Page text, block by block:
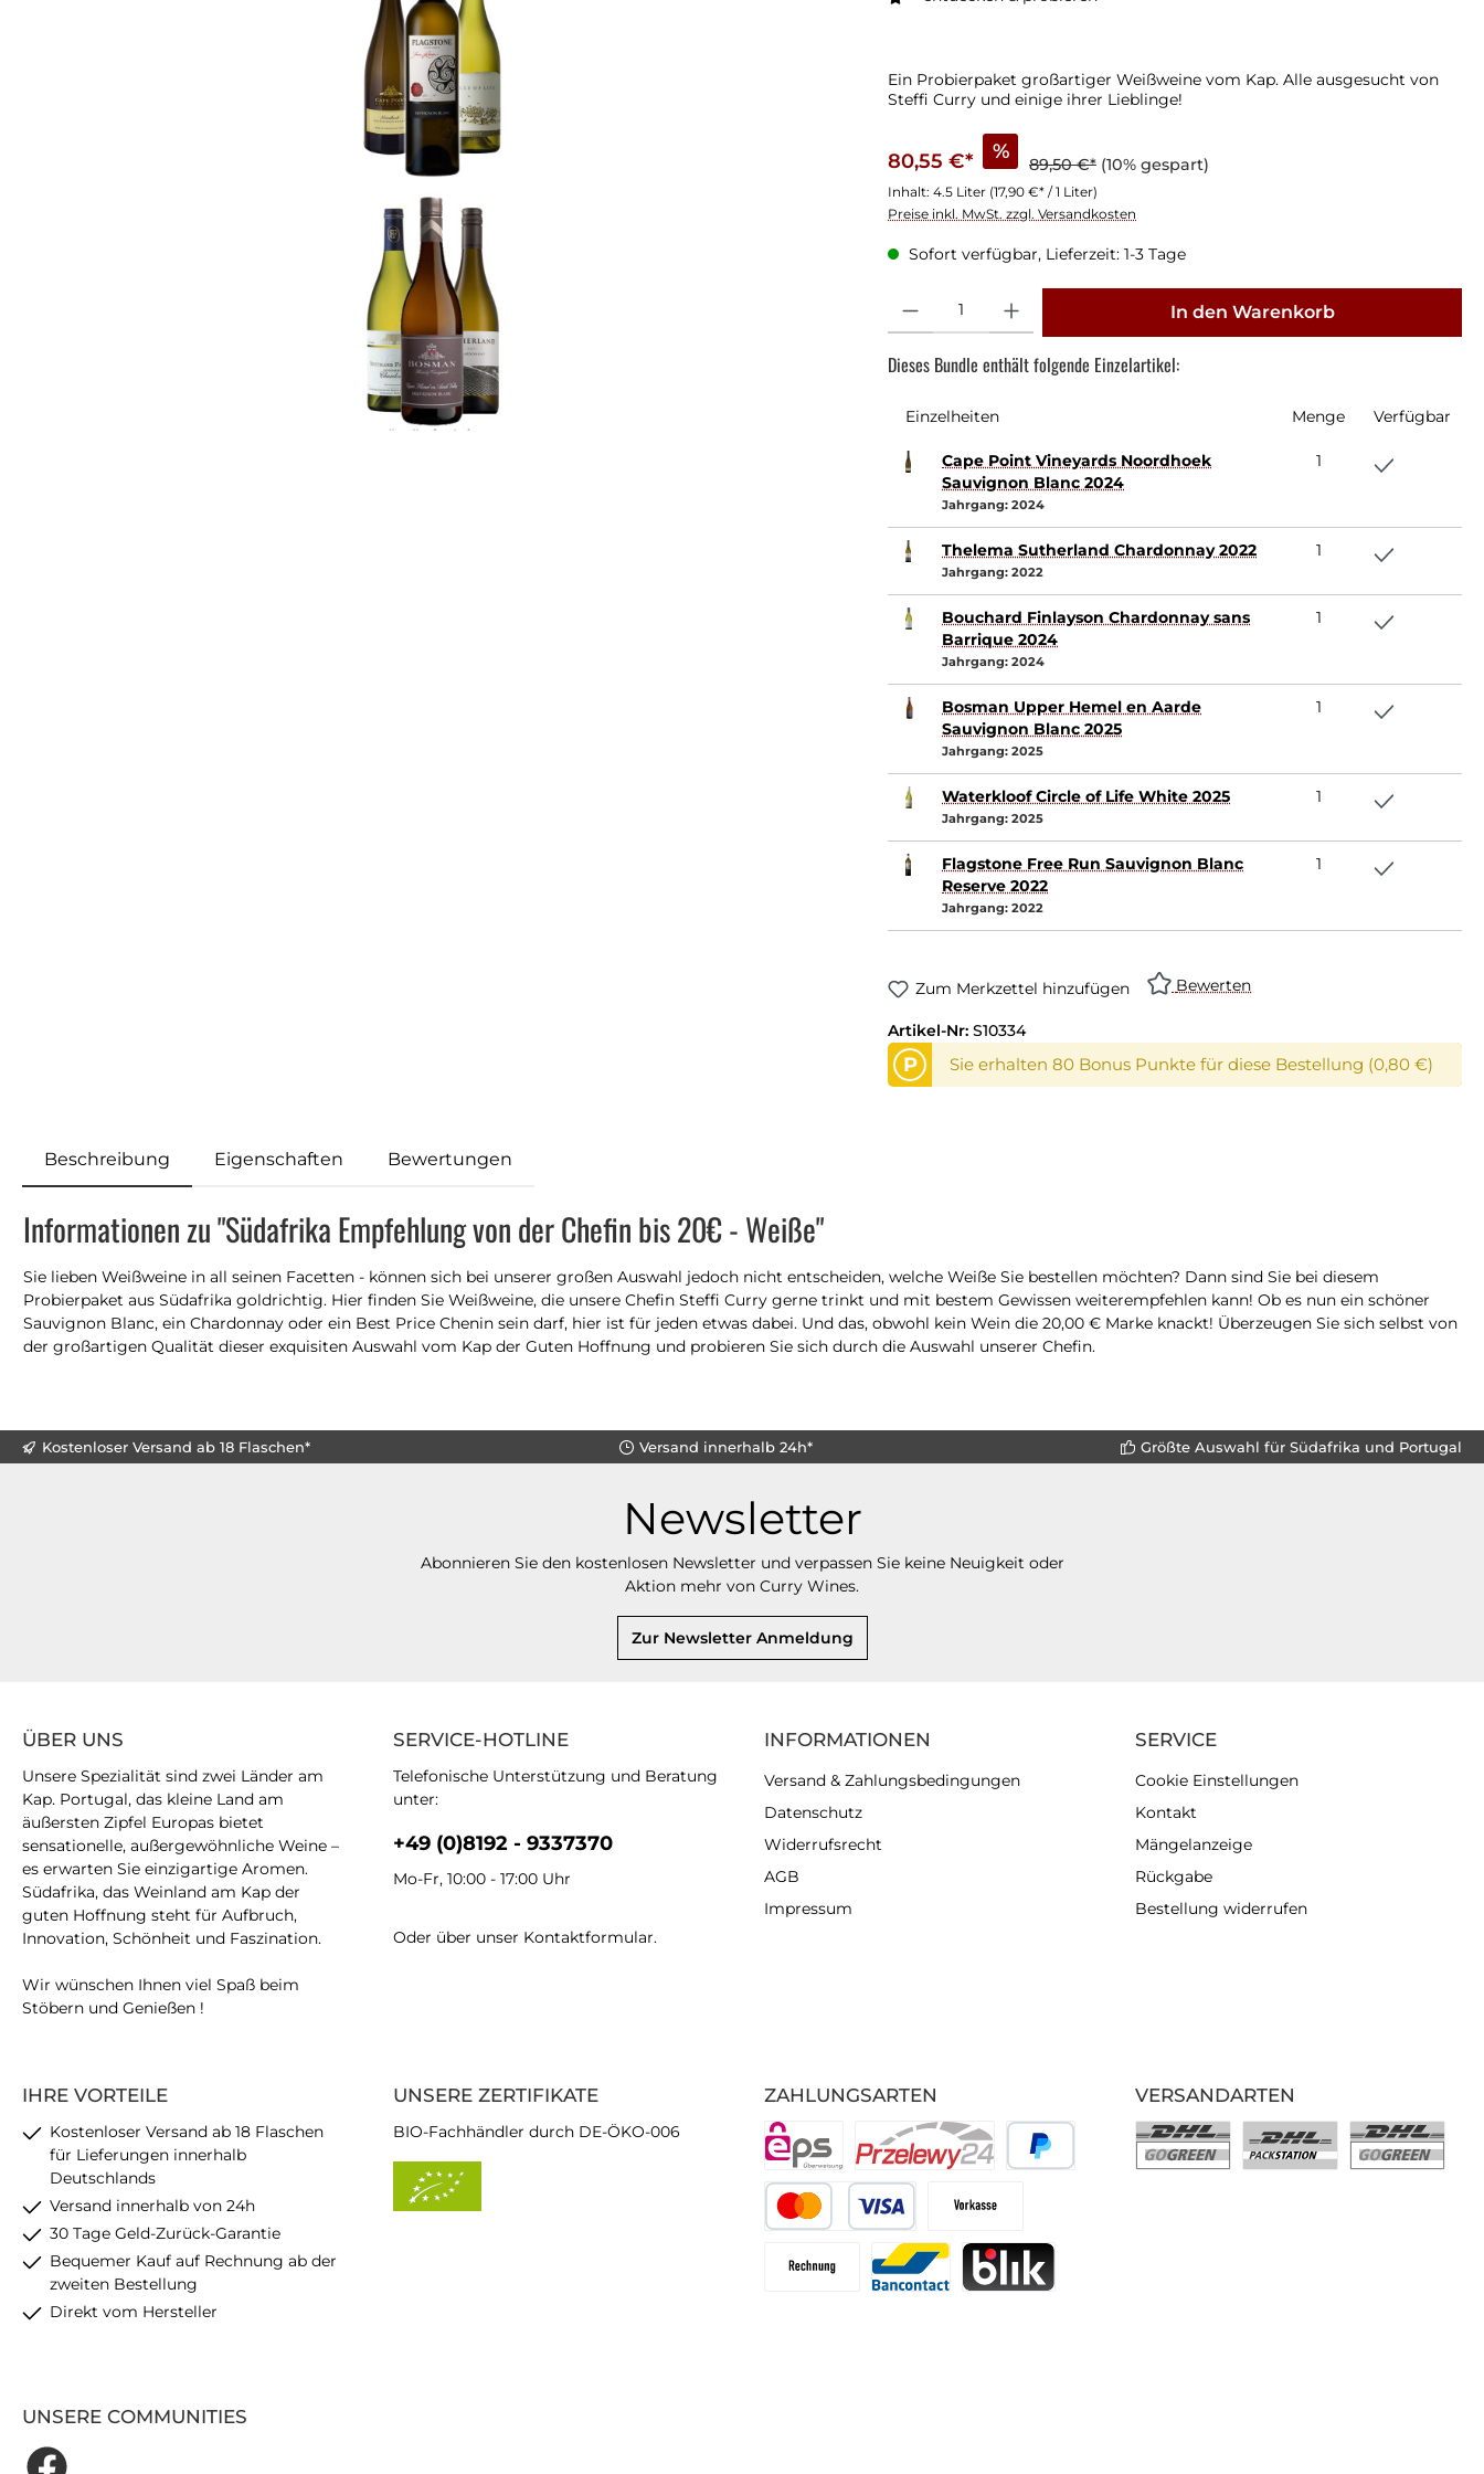
Ein Probierpaket großartiger Weißweine vom Kap. Alle ausgesucht von
Steffi Curry und einige ihrer Lieblinge!
80,55 €* %
89,50 €* (10% gespart)
Inhalt: 4.5 Liter (17,90 €* / 1 Liter)
Preise inkl. MwSt. zzgl. Versandkosten
Sofort verfügbar, Lieferzeit: 1-3 Tage
In den Warenkorb
Dieses Bundle enthält folgende Einzelartikel:
Einzelheiten Menge Verfügbar
Cape Point Vineyards Noordhoek
Sauvignon Blanc 2024
Jahrgang: 2024
1
Thelema Sutherland Chardonnay 2022
Jahrgang: 2022
1
Bouchard Finlayson Chardonnay sans
Barrique 2024
Jahrgang: 2024
1
Bosman Upper Hemel en Aarde
Sauvignon Blanc 2025
Jahrgang: 2025
1
Waterkloof Circle of Life White 2025
Jahrgang: 2025
1
Flagstone Free Run Sauvignon Blanc
Reserve 2022
Jahrgang: 2022
1
Zum Merkzettel hinzufügen Bewerten
Artikel-Nr: S10334
P Sie erhalten 80 Bonus Punkte für diese Bestellung (0,80 €)
Beschreibung Eigenschaften Bewertungen
Informationen zu "Südafrika Empfehlung von der Chefin bis 20€ - Weiße"
Sie lieben Weißweine in all seinen Facetten - können sich bei unserer großen Auswahl jedoch nicht entscheiden, welche Weiße Sie bestellen möchten? Dann sind Sie bei diesem
Probierpaket aus Südafrika goldrichtig. Hier finden Sie Weißweine, die unsere Chefin Steffi Curry gerne trinkt und mit bestem Gewissen weiterempfehlen kann! Ob es nun ein schöner
Sauvignon Blanc, ein Chardonnay oder ein Best Price Chenin sein darf, hier ist für jeden etwas dabei. Und das, obwohl kein Wein die 20,00 € Marke knackt! Überzeugen Sie sich selbst von
der großartigen Qualität dieser exquisiten Auswahl vom Kap der Guten Hoffnung und probieren Sie sich durch die Auswahl unserer Chefin.
Kostenloser Versand ab 18 Flaschen* Versand innerhalb 24h* Größte Auswahl für Südafrika und Portugal
Newsletter
Abonnieren Sie den kostenlosen Newsletter und verpassen Sie keine Neuigkeit oder
Aktion mehr von Curry Wines.
Zur Newsletter Anmeldung
SERVICE-HOTLINE
Telefonische Unterstützung und Beratung
unter:
+49 (0)8192 - 9337370
Mo-Fr, 10:00 - 17:00 Uhr
Oder über unser Kontaktformular.
IHRE VORTEILE
Kostenloser Versand ab 18 Flaschen
für Lieferungen innerhalb
Deutschlands
Versand innerhalb von 24h
30 Tage Geld-Zurück-Garantie
Bequemer Kauf auf Rechnung ab der
zweiten Bestellung
Direkt vom Hersteller
ZAHLUNGSARTEN
ÜBER UNS
Unsere Spezialität sind zwei Länder am
Kap. Portugal, das kleine Land am
äußersten Zipfel Europas bietet
sensationelle, außergewöhnliche Weine –
es erwarten Sie einzigartige Aromen.
Südafrika, das Weinland am Kap der
guten Hoffnung steht für Aufbruch,
Innovation, Schönheit und Faszination.
Wir wünschen Ihnen viel Spaß beim
Stöbern und Genießen !
UNSERE ZERTIFIKATE
BIO-Fachhändler durch DE-ÖKO-006
INFORMATIONEN
Versand & Zahlungsbedingungen
Datenschutz
Widerrufsrecht
AGB
Impressum
SERVICE
Cookie Einstellungen
Kontakt
Mängelanzeige
Rückgabe
Bestellung widerrufen
UNSERE COMMUNITIES
VERSANDARTEN